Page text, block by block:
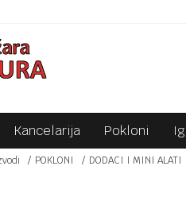
PLAĆANJE PLATNIM KARTICAMA!
Kancelarija Pokloni
POKLONI DODACI I MINI ALATI